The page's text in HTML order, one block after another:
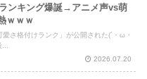
ンキング爆誕→アニメ声vs萌
ｗｗｗ
さ格付けランク」が公開された(´・ω・
2026.07.20